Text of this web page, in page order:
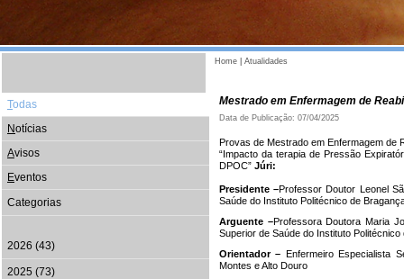
Home Atualidades
Todas
Notícias
Avisos
Eventos
Categorias
2026 (43)
2025 (73)
Mestrado em Enfermagem de
Data de Publicação: 07/04/2025
Provas de Mestrado em Enfermagem de
“Impacto da terapia de Pressão
DPOC” Júri:
Presidente –Professor Doutor Leonel
Saúde do Instituto Politécnico de
Arguente –Professora Doutora Maria
Superior de Saúde do Instituto Politécnico
Orientador – Enfermeiro Especialista
Montes e Alto Douro